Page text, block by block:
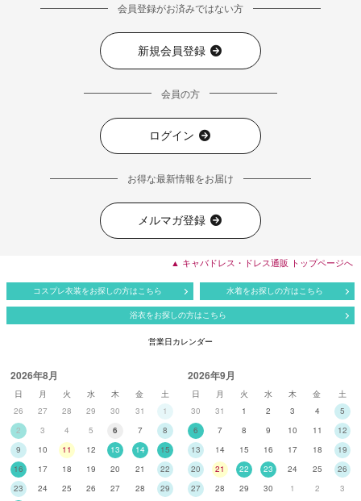
会員登録がお済みではない方
新規会員登録
会員の方
ログイン
お得な最新情報をお届け
メルマガ登録
▲ キャバドレス・ドレス通販 トップページへ
コスプレ衣装をお探しの方はこちら 水着をお探しの方はこちら
浴衣をお探しの方はこちら
営業日カレンダー
2026年8月
日 月 火 水 木 金
土
26
27 28 29 30 31
1
2
3 4 5 6 7
8
9
10 11 12 13 14
15
16
17 18 19 20 21
22
23
24 25 26 27 28
29
2026年9月
日 月 火 水 木 金
土
30
31 1 2 3 4
5
6
7 8 9 10 11
12
13
14 15 16 17 18
19
20
21 22 23 24 25
26
27
28 29 30 1 2 3